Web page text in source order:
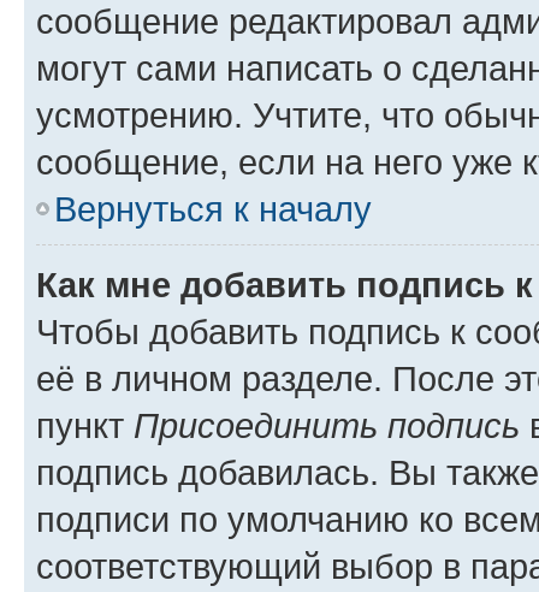
сообщение редактировал
могут сами написать о
усмотрению. Учтите, что
сообщение, если на него уже
Вернуться к началу
Как мне добавить подпись
Чтобы добавить подпись к
её в личном разделе. После
пункт Присоединить подпись
подпись добавилась. Вы
подписи по умолчанию ко
соответствующий выбор в